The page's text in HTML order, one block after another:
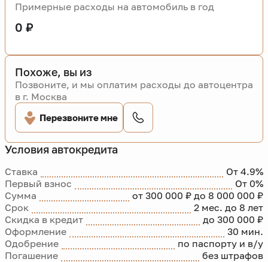
Условия автокредита
Ставка
От 4.9%
Первый взнос
От 0%
Сумма
от 300 000 ₽ до 8 000 000 ₽
Срок
2 мес. до 8 лет
Скидка в кредит
до 300 000 ₽
Оформление
30 мин.
Одобрение
по паспорту и в/у
Погашение
без штрафов
Примерные расходы на автомобиль в год
0 ₽
Похоже, вы из
Позвоните, и мы оплатим расходы до автоцентра
в г. Москва
Перезвоните мне